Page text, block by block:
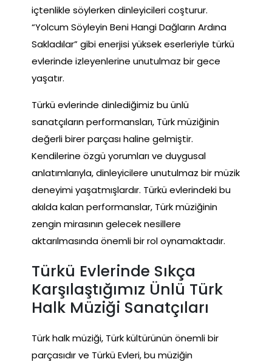
içtenlikle söylerken dinleyicileri coşturur.
“Yolcum Söyleyin Beni Hangi Dağların Ardına
Sakladılar” gibi enerjisi yüksek eserleriyle türkü
evlerinde izleyenlerine unutulmaz bir gece
yaşatır.
Türkü evlerinde dinlediğimiz bu ünlü
sanatçıların performansları, Türk müziğinin
değerli birer parçası haline gelmiştir.
Kendilerine özgü yorumları ve duygusal
anlatımlarıyla, dinleyicilere unutulmaz bir müzik
deneyimi yaşatmışlardır. Türkü evlerindeki bu
akılda kalan performanslar, Türk müziğinin
zengin mirasının gelecek nesillere
aktarılmasında önemli bir rol oynamaktadır.
Türkü Evlerinde Sıkça
Karşılaştığımız Ünlü Türk
Halk Müziği Sanatçıları
Türk halk müziği, Türk kültürünün önemli bir
parçasıdır ve Türkü Evleri, bu müziğin